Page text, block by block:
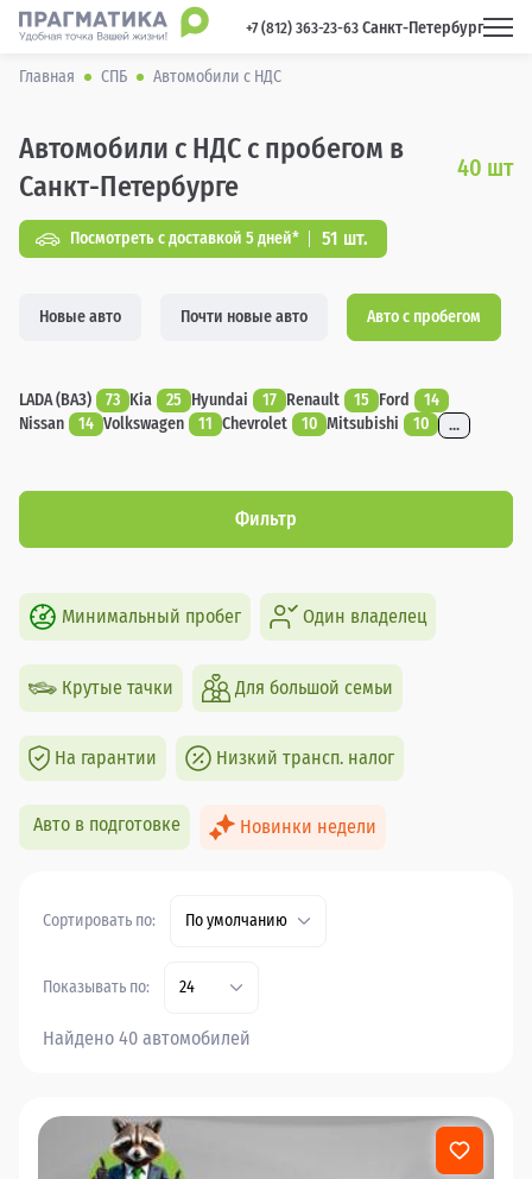
+7 (812) 363-23-63 Санкт-Петербург
Главная СПБ Автомобили с НДС
Автомобили с НДС с пробегом в
Санкт-Петербурге
40 шт
Посмотреть с доставкой 5 дней* 51 шт.
Новые авто Почти новые авто Авто с пробегом
LADA (ВАЗ) 73 Kia 25 Hyundai 17 Renault 15 Ford
14
Nissan
14 Volkswagen 11 Chevrolet 10 Mitsubishi 10 ...
Фильтр
Минимальный пробег Один владелец
Крутые тачки Для большой семьи
На гарантии Низкий трансп. налог
Авто в подготовке Новинки недели
Сортировать по: По умолчанию
Показывать по: 24
Найдено 40 автомобилей